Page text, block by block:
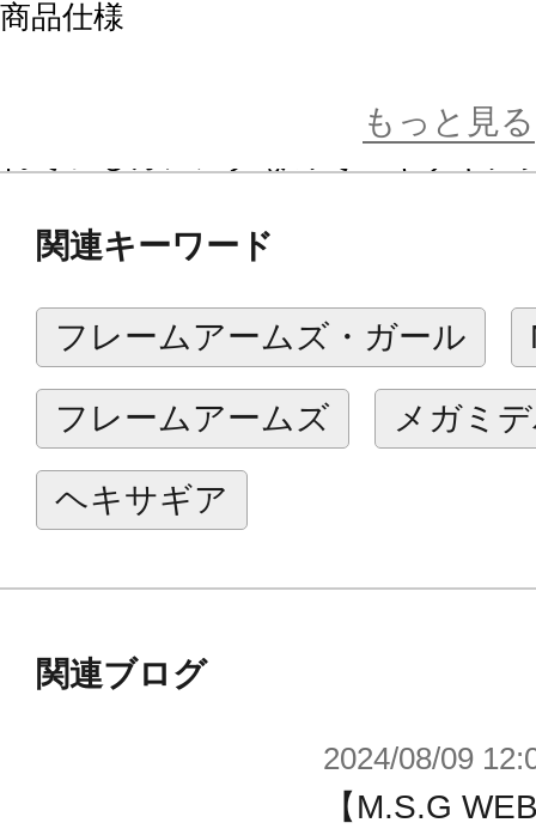
商品仕様
たブラックに、フレーム部分もヘキ
■パーツの組み換えによって「ビー
ます。
■ビーストモードの背中には保持用
レームアームズ・ガールやメガミデ
せ乗せる事ができます。
■ダークバード型に付属する「フェ
全て3mmφ径の軸によって接続され
■本製品では塗装によって自由なオ
もっと見る
関連キーワード
フレームアームズ・ガール
フレームアームズ メガミ
ヘキサギア
関連ブログ
2024/08/09
【M.S.G